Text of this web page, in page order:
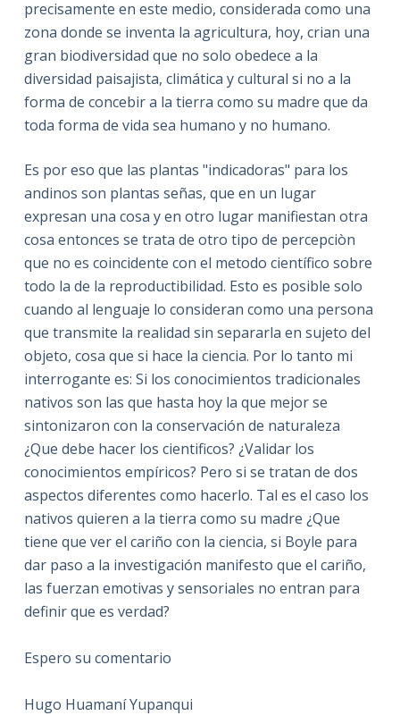
precisamente en este medio, considerada como una
zona donde se inventa la agricultura, hoy, crian una
gran biodiversidad que no solo obedece a la
diversidad paisajista, climática y cultural si no a la
forma de concebir a la tierra como su madre que da
toda forma de vida sea humano y no humano.
Es por eso que las plantas "indicadoras" para los
andinos son plantas señas, que en un lugar
expresan una cosa y en otro lugar manifiestan otra
cosa entonces se trata de otro tipo de percepciòn
que no es coincidente con el metodo científico sobre
todo la de la reproductibilidad. Esto es posible solo
cuando al lenguaje lo consideran como una persona
que transmite la realidad sin separarla en sujeto del
objeto, cosa que si hace la ciencia. Por lo tanto mi
interrogante es: Si los conocimientos tradicionales
nativos son las que hasta hoy la que mejor se
sintonizaron con la conservación de naturaleza
¿Que debe hacer los cientificos? ¿Validar los
conocimientos empíricos? Pero si se tratan de dos
aspectos diferentes como hacerlo. Tal es el caso los
nativos quieren a la tierra como su madre ¿Que
tiene que ver el cariño con la ciencia, si Boyle para
dar paso a la investigación manifesto que el cariño,
las fuerzan emotivas y sensoriales no entran para
definir que es verdad?
Espero su comentario
Hugo Huamaní Yupanqui